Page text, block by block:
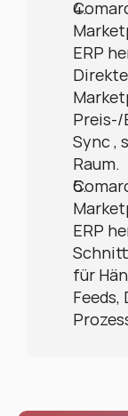
ERP
Preis-/
Sync ,
Raum.
ERP
für